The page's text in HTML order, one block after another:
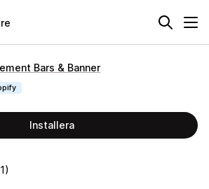
Bars & Banner
Installera